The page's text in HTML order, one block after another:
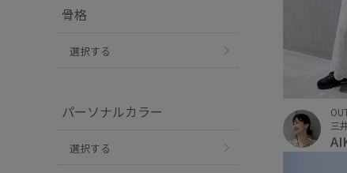
骨格
選択する
パーソナルカラー
選択する